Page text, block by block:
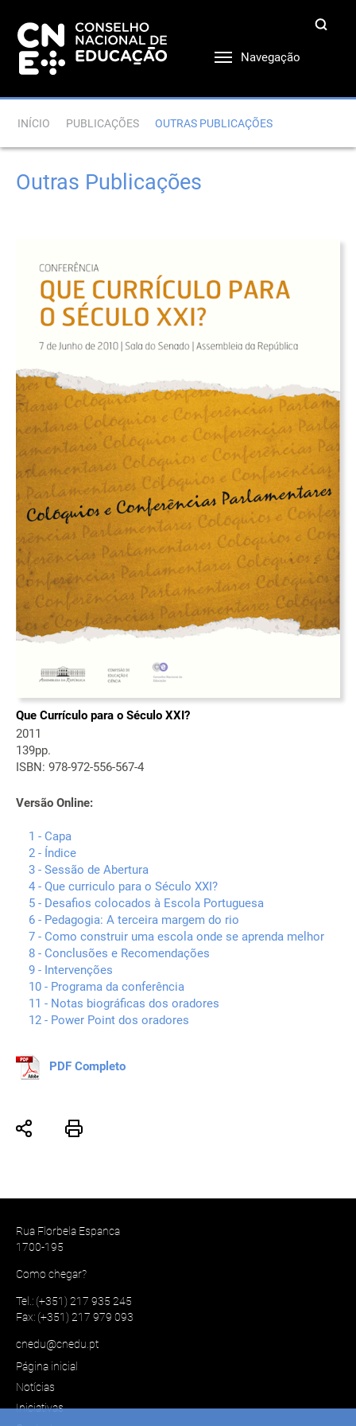
Navegação
INÍCIO PUBLICAÇÕES OUTRAS PUBLICAÇÕES
Outras Publicações
Que Currículo para o Século XXI?
2011
139pp.
ISBN: 978-972-556-567-4
Versão Online:
1 - Capa
2 - Índice
3 - Sessão de Abertura
4 - Que curriculo para o Século XXI?
5 - Desafios colocados à Escola Portuguesa
6 - Pedagogia: A terceira margem do rio
7 - Como construir uma escola onde se aprenda melhor
8 - Conclusões e Recomendações
9 - Intervenções
10 - Programa da conferência
11 - Notas biográficas dos oradores
12 - Power Point dos oradores
PDF Completo
Rua Florbela Espanca
1700-195
Como chegar?
Tel.: (+351) 217 935 245
Fax: (+351) 217 979 093
cnedu@cnedu.pt
Página inicial
Notícias
Iniciativas